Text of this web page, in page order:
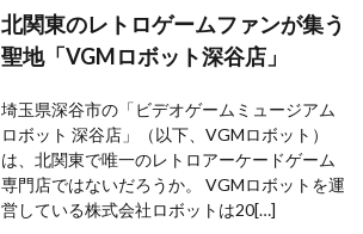
北関東のレトロゲームファンが集う
聖地「VGMロボット深谷店」
埼玉県深谷市の「ビデオゲームミュージアム
ロボット 深谷店」（以下、VGMロボット）
は、北関東で唯一のレトロアーケードゲーム
専門店ではないだろうか。 VGMロボットを運
営している株式会社ロボットは20[…]